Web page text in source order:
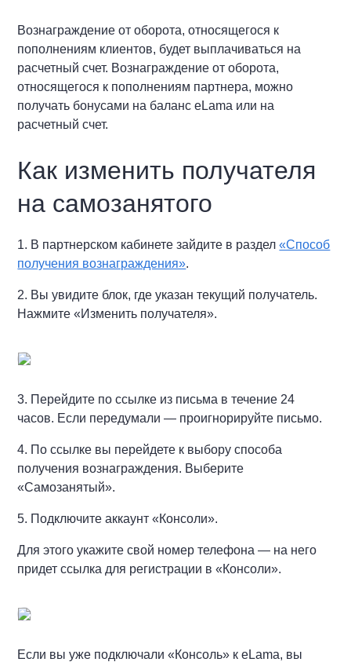
Вознаграждение от оборота, относящегося к
пополнениям клиентов, будет выплачиваться на
расчетный счет. Вознаграждение от оборота,
относящегося к пополнениям партнера, можно
получать бонусами на баланс eLama или на
расчетный счет.
Как изменить получателя
на самозанятого
1. В партнерском кабинете зайдите в раздел«Способ
получения вознаграждения».
2. Вы увидите блок, где указан текущий получатель.
Нажмите «Изменить получателя».
3. Перейдите по ссылке из письма в течение 24
часов. Если передумали — проигнорируйте письмо.
4. По ссылке вы перейдете к выбору способа
получения вознаграждения. Выберите
«Самозанятый».
5. Подключите аккаунт «Консоли».
Для этого укажите свой номер телефона — на него
придет ссылка для регистрации в «Консоли».
Если вы уже подключали «Консоль» к eLama, вы